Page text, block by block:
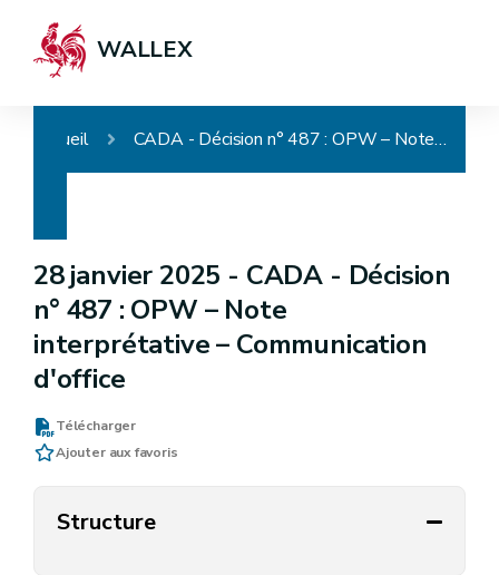
WALLEX
Accueil CADA - Décision n° 487 : OPW – Note interprétative – Communication d'office
28 janvier 2025 - CADA - Décision
n° 487 : OPW – Note
interprétative – Communication
d'office
Télécharger
Ajouter aux favoris
Structure